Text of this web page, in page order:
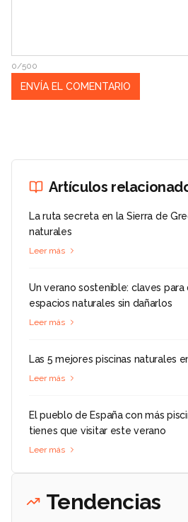
0/500
Artículos
La ruta secreta en la Sierra de
naturales
Leer más
Un verano sostenible: claves
espacios naturales sin dañarlos
Leer más
Las 5 mejores piscinas naturales
Leer más
El pueblo de España con más
tienes que visitar este verano
Leer más
Tendencias